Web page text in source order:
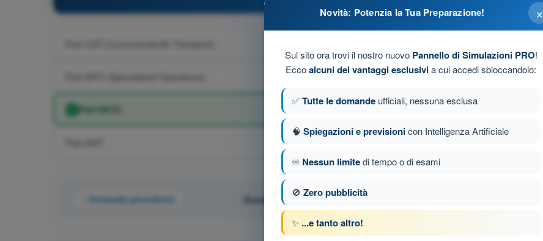
Part-SPO (Specialised Operations).
Part-NCO.
Domanda precedente Domanda 191 di 192
×
Novità: Potenzia la Tua Preparazione!
Sul sito ora trovi il nostro nuovo Pannello di Simulazioni PRO!
Eccoalcuni dei vantaggi esclusivia cui accedi sbloccandolo:
✅Tutte le domande ufficiali, nessuna esclusa
🧠 Spiegazioni e previsionicon Intelligenza Artificiale
♾️ Nessun limitedi tempo o di esami
🚫 Zero pubblicità
✨ ...e tanto altro!